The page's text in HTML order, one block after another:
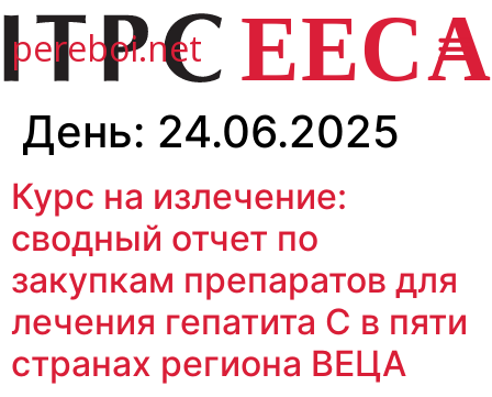
pereboi.net
День: 24.06.2025
Курс на излечение:
сводный отчет по
закупкам препаратов для
лечения гепатита С в пяти
странах региона ВЕЦА